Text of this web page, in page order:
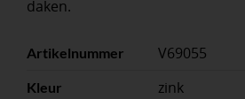
daken.
Artikelnummer V69055
Kleur zink